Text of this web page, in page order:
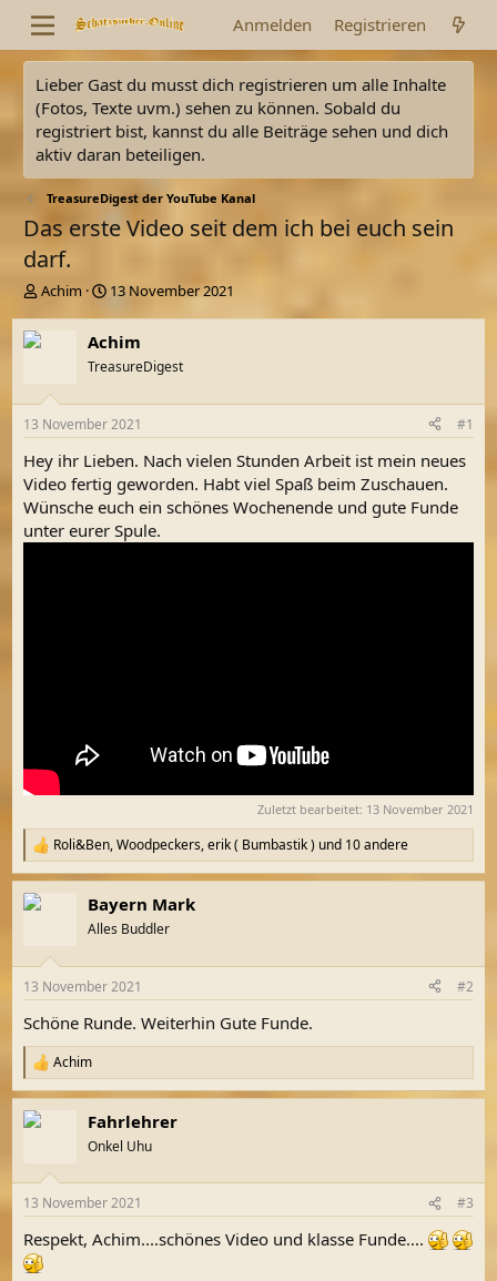
Anmelden Registrieren
Lieber Gast du musst dich registrieren um alle Inhalte
(Fotos, Texte uvm.) sehen zu können. Sobald du
registriert bist, kannst du alle Beiträge sehen und dich
aktiv daran beteiligen.
TreasureDigest der YouTube Kanal
Das erste Video seit dem ich bei euch sein
darf.
E
t
l
e
Achim
E
t
e
l
t
m
13 November 2021
Achim
TreasureDigest
13 November 2021 #1
Hey ihr Lieben. Nach vielen Stunden Arbeit ist mein neues
Video fertig geworden. Habt viel Spaß beim Zuschauen.
Wünsche euch ein schönes Wochenende und gute Funde
unter eurer Spule.
Zuletzt bearbeitet: 13 November 2021
R
e
a
k
e
:
Roli&Ben,Woodpeckers,erik ( Bumbastik ) und 10 andere
Bayern Mark
Alles Buddler
13 November 2021 #2
Schöne Runde. Weiterhin Gute Funde.
R
e
a
k
e
:
Achim
Fahrlehrer
Onkel Uhu
13 November 2021 #3
Respekt, Achim....schönes Video und klasse Funde....